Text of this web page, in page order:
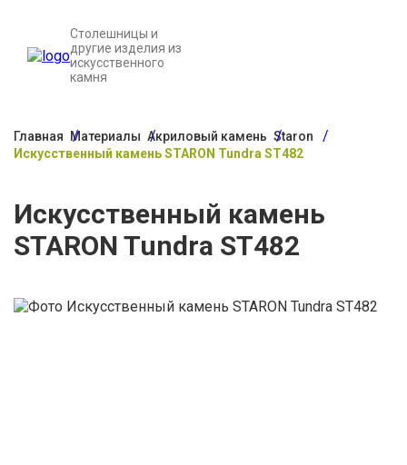
Столешницы и
другие изделия из
искусственного
камня
Главная Материалы Акриловый камень Staron
Искусственный камень STARON Tundra ST482
Искусственный камень
STARON Tundra ST482